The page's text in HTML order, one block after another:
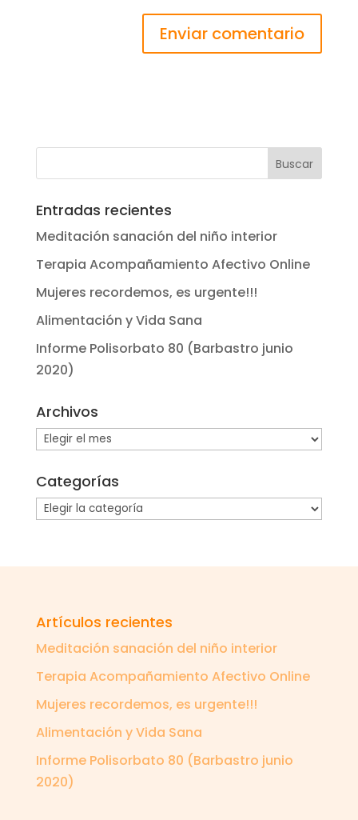
Entradas recientes
Meditación sanación del niño interior
Terapia Acompañamiento Afectivo Online
Mujeres recordemos, es urgente!!!
Alimentación y Vida Sana
Informe Polisorbato 80 (Barbastro junio
2020)
Archivos
Archivos
Categorías
Categorías
Artículos recientes
Meditación sanación del niño interior
Terapia Acompañamiento Afectivo Online
Mujeres recordemos, es urgente!!!
Alimentación y Vida Sana
Informe Polisorbato 80 (Barbastro junio
2020)